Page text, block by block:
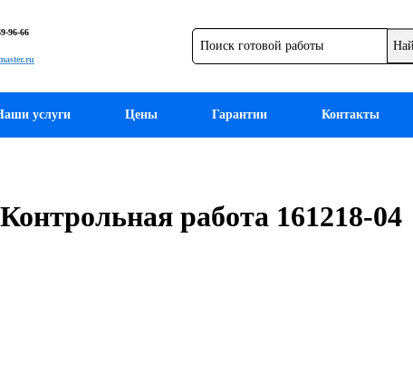
96-66
услуги Цены Гарантии Контакты
работа 161218-04